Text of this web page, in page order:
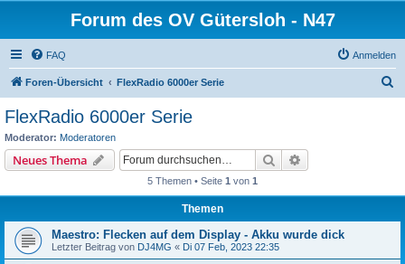
Forum des OV Gütersloh - N47
FAQ Anmelden
Foren-Übersicht FlexRadio 6000er Serie
FlexRadio 6000er Serie
Moderator: Moderatoren
Neues Thema Suche
5 Themen • Seite 1 von 1
Themen
Maestro: Flecken auf dem Display - Akku wurde dick
Letzter Beitrag von DJ4MG « Di 07 Feb, 2023 22:35